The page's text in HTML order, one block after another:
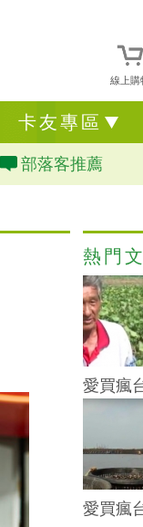
線上購
卡友專區
部落客推薦
熱門
愛買瘋
愛買瘋